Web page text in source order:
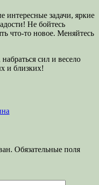
интересные задачи, яркие
Не бойтесь
что-то новое. Меняйтесь
сил и весело
и близких!
Обязательные поля